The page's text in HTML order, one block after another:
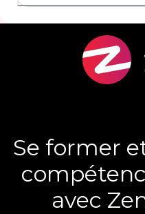
Se former
avec